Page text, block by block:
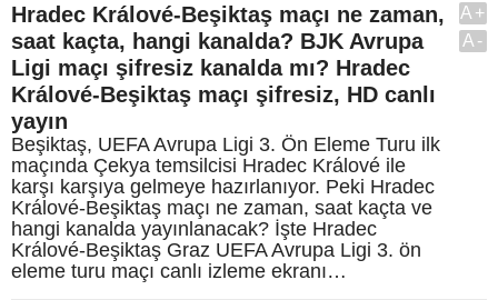
Hradec Králové-Beşiktaş maçı ne zaman,
saat kaçta, hangi kanalda? BJK Avrupa
Ligi maçı şifresiz kanalda mı? Hradec
Králové-Beşiktaş maçı şifresiz, HD canlı
yayın
Beşiktaş, UEFA Avrupa Ligi 3. Ön Eleme Turu ilk
maçında Çekya temsilcisi Hradec Králové ile
karşı karşıya gelmeye hazırlanıyor. Peki Hradec
Králové-Beşiktaş maçı ne zaman, saat kaçta ve
hangi kanalda yayınlanacak? İşte Hradec
Králové-Beşiktaş Graz UEFA Avrupa Ligi 3. ön
eleme turu maçı canlı izleme ekranı…
A+
A-